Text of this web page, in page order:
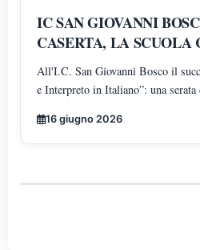
IC SAN GIOVANNI
CASERTA, LA SCUOLA
CRESCERE TALENTI
All'I.C. San Giovanni Bosco il
e Interpreto in Italiano”: una
guidata dalla dirigente Giuseppina
16 giugno 2026